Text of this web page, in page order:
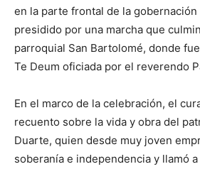
en la parte frontal de la
presidido por una marcha que
parroquial San Bartolomé, donde
Te Deum oficiada por el reverendo
En el marco de la celebración, el
recuento sobre la vida y obra del
Duarte, quien desde muy joven
soberanía e independencia y llamó